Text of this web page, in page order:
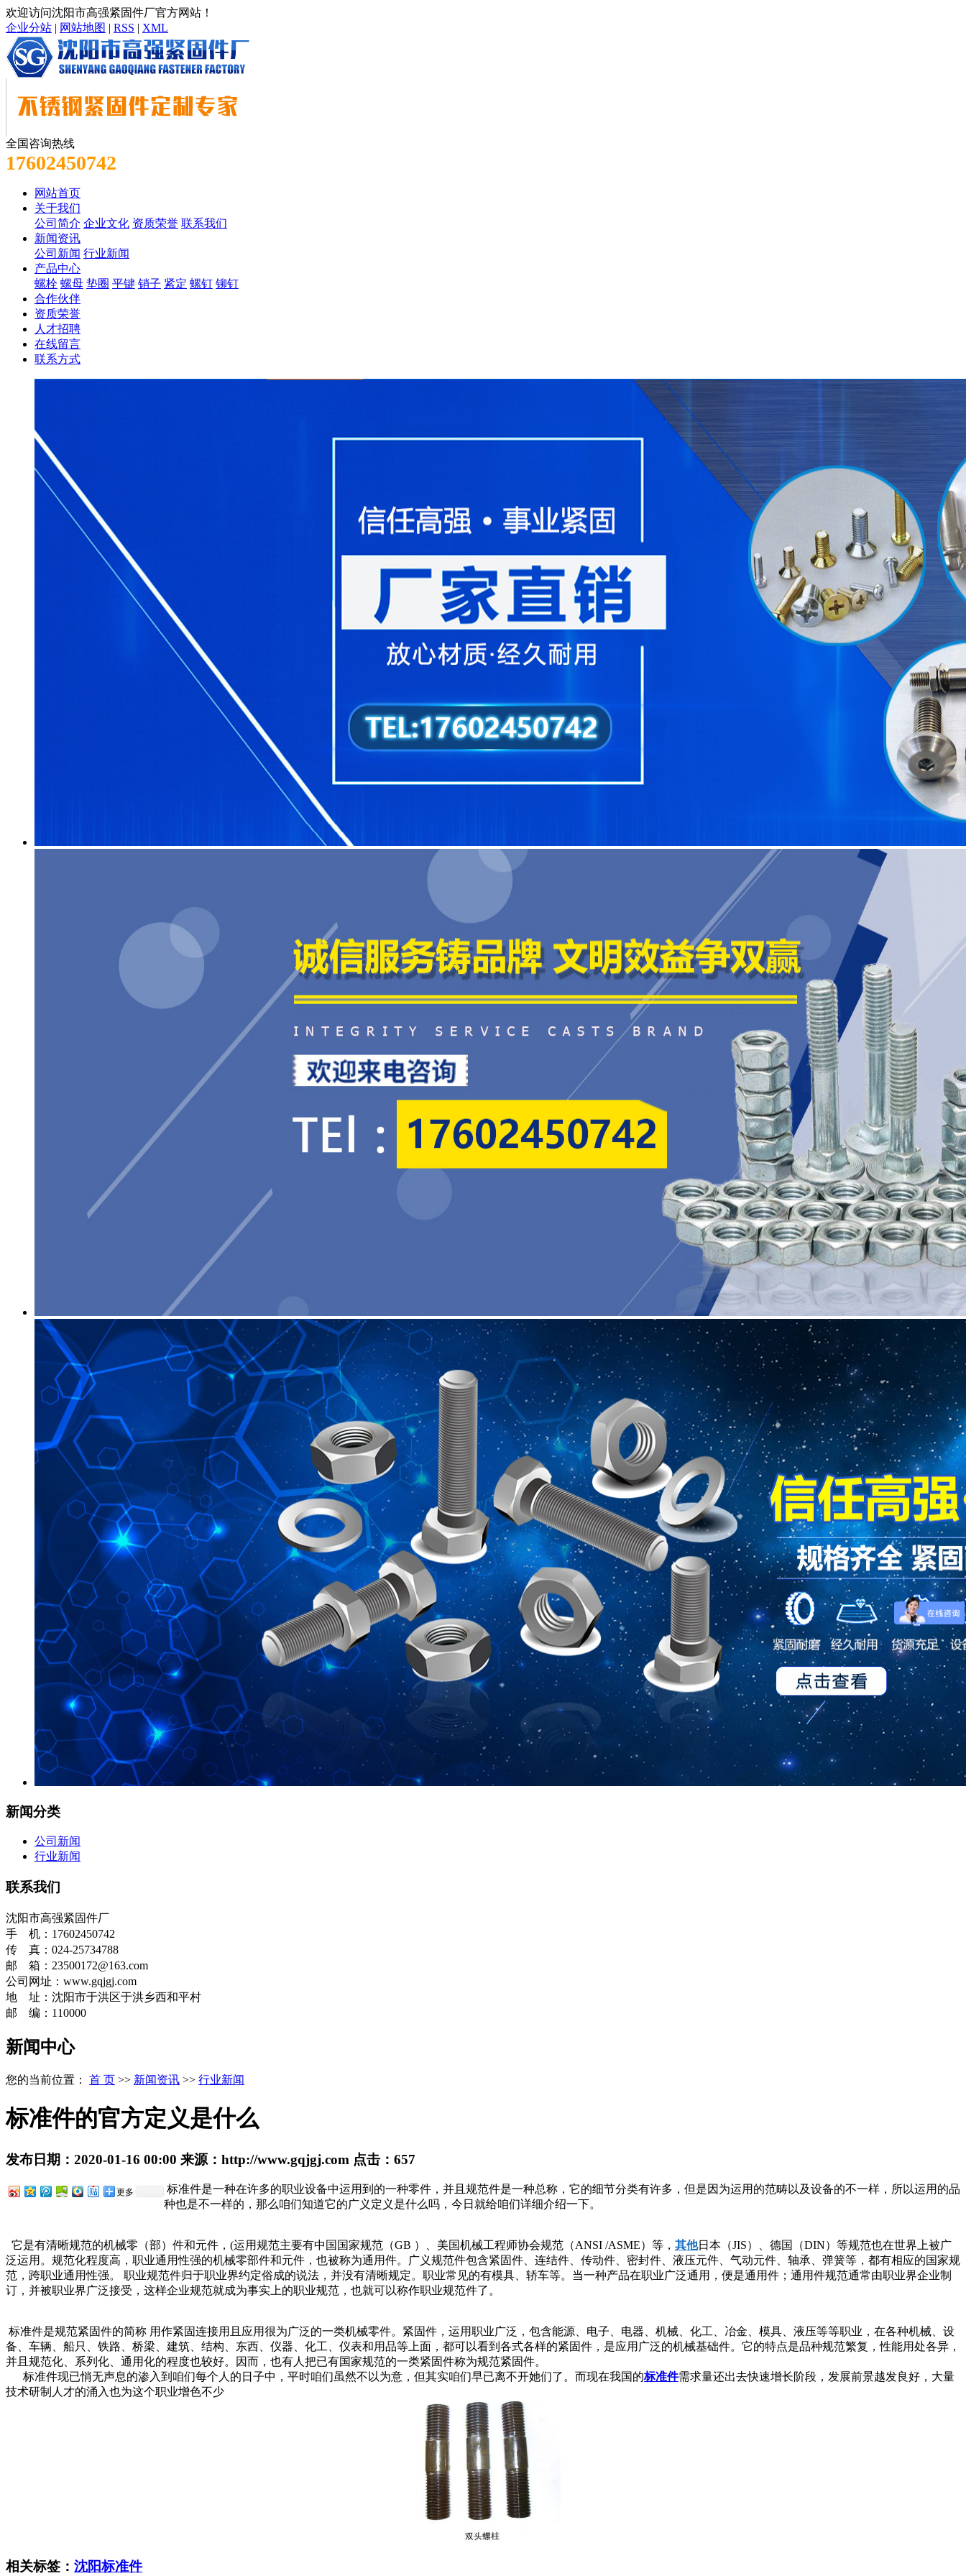
欢迎访问沈阳市高强紧固件厂官方网站！
企业分站 | 网站地图 | RSS | XML
全国咨询热线
17602450742
网站首页
关于我们
公司简介 企业文化 资质荣誉 联系我们
新闻资讯
公司新闻 行业新闻
产品中心
螺栓 螺母 垫圈 平键 销子 紧定 螺钉 铆钉
合作伙伴
资质荣誉
人才招聘
在线留言
联系方式
新闻分类
公司新闻
行业新闻
联系我们
沈阳市高强紧固件厂
手 机：17602450742
传 真：024-25734788
邮 箱：23500172@163.com
公司网址：www.gqjgj.com
地 址：沈阳市于洪区于洪乡西和平村
邮 编：110000
新闻中心
您的当前位置： 首 页 >> 新闻资讯 >> 行业新闻
标准件的官方定义是什么
发布日期： 2020-01-16 00:00 来源： http://www.gqjgj.com 点击： 657
更多
标准件是一种在许多的职业设备中运用到的一种零件，并且规范件是一种总称，它的细节分类有许多，但是因为运用的范畴以及设备的不一样，所以运用的品
种也是不一样的，那么咱们知道它的广义定义是什么吗，今日就给咱们详细介绍一下。
它是有清晰规范的机械零（部）件和元件，(运用规范主要有中国国家规范（GB ）、美国机械工程师协会规范（ANSI /ASME）等， 其他日本（JIS）、德国（DIN）等规范也在世界上被广
泛运用。规范化程度高，职业通用性强的机械零部件和元件，也被称为通用件。广义规范件包含紧固件、连结件、传动件、密封件、液压元件、气动元件、轴承、弹簧等，都有相应的国家规
范，跨职业通用性强。 职业规范件归于职业界约定俗成的说法，并没有清晰规定。职业常见的有模具、轿车等。当一种产品在职业广泛通用，便是通用件；通用件规范通常由职业界企业制
订，并被职业界广泛接受，这样企业规范就成为事实上的职业规范，也就可以称作职业规范件了。
标准件是规范紧固件的简称 用作紧固连接用且应用很为广泛的一类机械零件。紧固件，运用职业广泛，包含能源、电子、电器、机械、化工、冶金、模具、液压等等职业，在各种机械、设
备、车辆、船只、铁路、桥梁、建筑、结构、东西、仪器、化工、仪表和用品等上面，都可以看到各式各样的紧固件，是应用广泛的机械基础件。它的特点是品种规范繁复，性能用处各异，
并且规范化、系列化、通用化的程度也较好。因而，也有人把已有国家规范的一类紧固件称为规范紧固件。
标准件现已悄无声息的渗入到咱们每个人的日子中，平时咱们虽然不以为意，但其实咱们早已离不开她们了。而现在我国的标准件需求量还出去快速增长阶段，发展前景越发良好，大量
技术研制人才的涌入也为这个职业增色不少
相关标签： 沈阳标准件